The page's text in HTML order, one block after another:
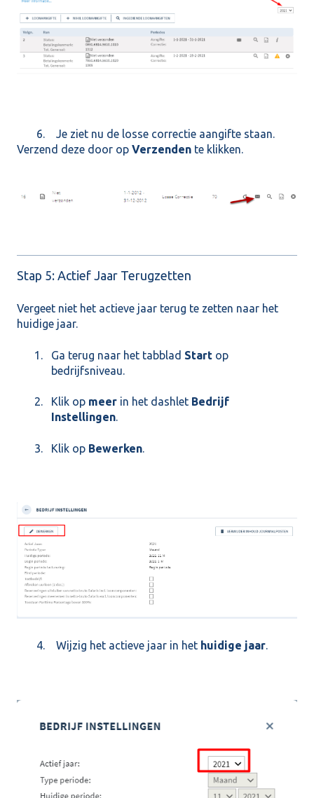
6. Je ziet nu de losse correctie aangifte staan.
Verzend deze door op Verzenden te klikken.
Stap 5: Actief Jaar Terugzetten
Vergeet niet het actieve jaar terug te zetten naar het
huidige jaar.
Ga terug naar het tabblad Start op
bedrijfsniveau.
Klik op meer in het dashlet Bedrijf
Instellingen.
Klik op Bewerken.
4. Wijzig het actieve jaar in het huidige jaar.